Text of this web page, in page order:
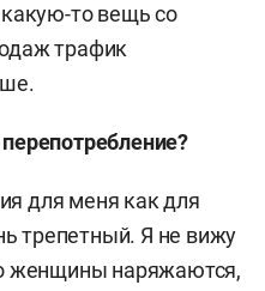
какую-то вещь со
трафик
для меня как для
трепетный. Я не вижу
женщины наряжаются,